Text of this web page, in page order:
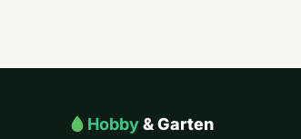
Hobby& Garten